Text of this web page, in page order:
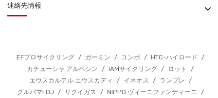
連絡先情報
EFプロサイクリング / ガーミン / ユンボ / HTC-ハイロード
/
カチューシャ アルペシン
/ IAMサイクリング / ロット
/
エウスカルテル エウスカディ
/ イネオス / ランプレ
/
グルパマFDJ
/ リクイガス / NIPPO ヴィーニファンティーニ /